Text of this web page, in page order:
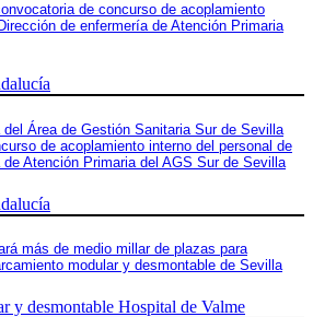
de concurso de acoplamiento
de enfermería de Atención Primaria
Área de Gestión Sanitaria Sur de Sevilla
de acoplamiento interno del personal de
Atención Primaria del AGS Sur de Sevilla
más de medio millar de plazas para
modular y desmontable de Sevilla